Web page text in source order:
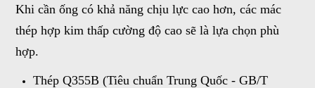
Khi cần ống có khả năng chịu lực cao hơn, các mác
thép hợp kim thấp cường độ cao sẽ là lựa chọn phù
hợp.
Thép Q355B (Tiêu chuẩn Trung Quốc - GB/T